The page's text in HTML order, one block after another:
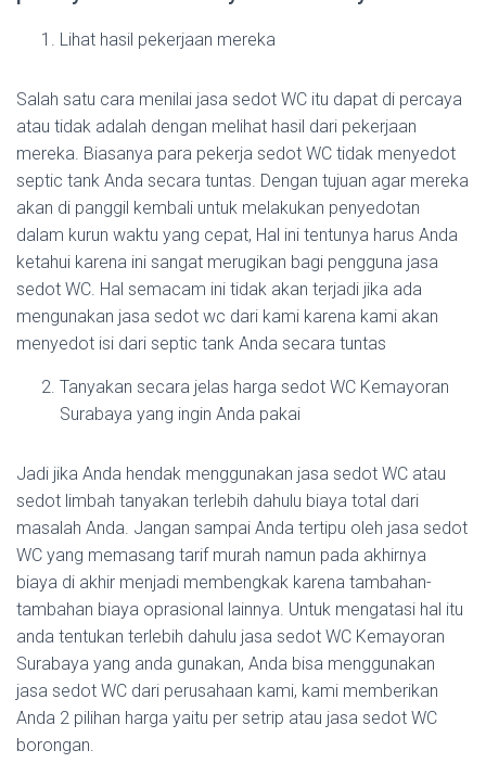
Lihat hasil pekerjaan mereka
Salah satu cara menilai jasa sedot WC itu dapat di percaya
atau tidak adalah dengan melihat hasil dari pekerjaan
mereka. Biasanya para pekerja sedot WC tidak menyedot
septic tank Anda secara tuntas. Dengan tujuan agar mereka
akan di panggil kembali untuk melakukan penyedotan
dalam kurun waktu yang cepat, Hal ini tentunya harus Anda
ketahui karena ini sangat merugikan bagi pengguna jasa
sedot WC. Hal semacam ini tidak akan terjadi jika ada
mengunakan jasa sedot wc dari kami karena kami akan
menyedot isi dari septic tank Anda secara tuntas
Tanyakan secara jelas harga sedot WC Kemayoran
Surabaya yang ingin Anda pakai
Jadi jika Anda hendak menggunakan jasa sedot WC atau
sedot limbah tanyakan terlebih dahulu biaya total dari
masalah Anda. Jangan sampai Anda tertipu oleh jasa sedot
WC yang memasang tarif murah namun pada akhirnya
biaya di akhir menjadi membengkak karena tambahan-
tambahan biaya oprasional lainnya. Untuk mengatasi hal itu
anda tentukan terlebih dahulu jasa sedot WC Kemayoran
Surabaya yang anda gunakan, Anda bisa menggunakan
jasa sedot WC dari perusahaan kami, kami memberikan
Anda 2 pilihan harga yaitu per setrip atau jasa sedot WC
borongan.